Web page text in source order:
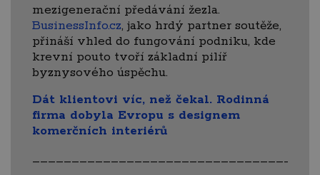
mezigenerační předávání žezla.
BusinessInfo.cz, jako hrdý partner soutěže,
přináší vhled do fungování podniku, kde
krevní pouto tvoří základní pilíř
byznysového úspěchu.
Dát klientovi víc, než čekal. Rodinná
firma dobyla Evropu s designem
komerčních interiérů